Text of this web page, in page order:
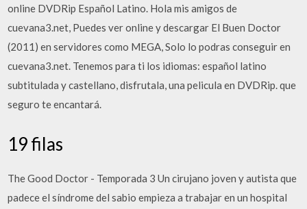
online DVDRip Español Latino. Hola mis amigos de
cuevana3.net, Puedes ver online y descargar El Buen Doctor
(2011) en servidores como MEGA, Solo lo podras conseguir en
cuevana3.net. Tenemos para ti los idiomas: español latino
subtitulada y castellano, disfrutala, una pelicula en DVDRip. que
seguro te encantará.
19 filas
The Good Doctor - Temporada 3 Un cirujano joven y autista que
padece el síndrome del sabio empieza a trabajar en un hospital